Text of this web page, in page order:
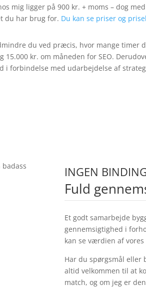
mig ligger på 900 kr. + moms – dog
du har brug for. Du kan se priser og
du ved præcis, hvor mange timer
kr. om måneden for SEO.
i forbindelse med udarbejdelse af
INGEN
Fuld
Et godt samarbejde
gennemsigtighed i
kan se værdien af
Har du spørgsmål eller
altid velkommen til at
match, og om jeg er